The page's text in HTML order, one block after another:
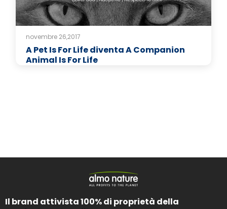
novembre 26,2017
A Pet Is For Life diventa A Companion
Animal Is For Life
Il brand attivista 100% di proprietà della